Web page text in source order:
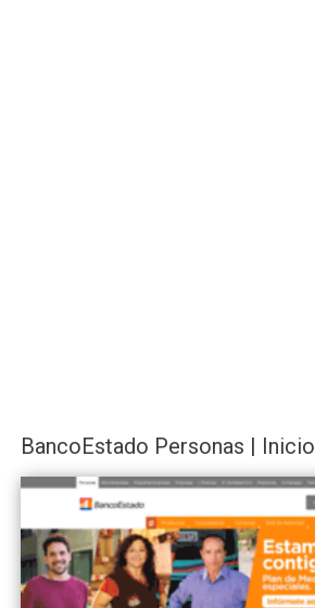
BancoEstado Personas | Inicio